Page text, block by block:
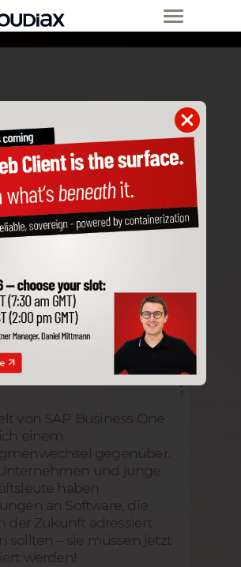
statt
von SAP Business One
einem
gegenüber.
und junge
haben
an Software, die
der Zukunft adressiert
sollten – sie müssen jetzt
werden!